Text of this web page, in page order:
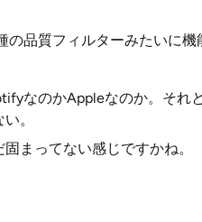
品質フィルターみたいに機
なのかAppleなのか。それ
。
まってない感じですかね。